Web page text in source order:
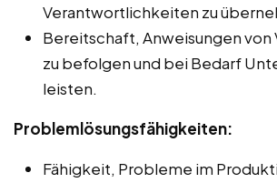
Verantwortlichkeiten zu
Bereitschaft, Anweisungen
zu befolgen und bei Bedarf
leisten.
Problemlösungsfähigkeiten:
Fähigkeit, Probleme im